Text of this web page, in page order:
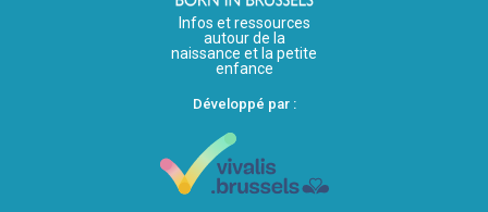
Infos et ressources
autour de la
naissance et la petite
enfance
Développé par :